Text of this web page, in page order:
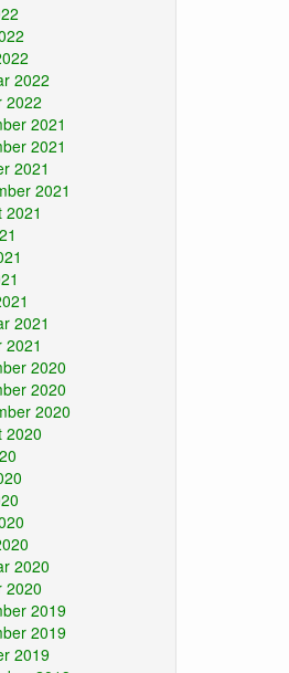
2022
2022
2021
2021
2021
2021
2021
2021
2021
2020
2020
2020
2020
2020
2020
2019
2019
2019